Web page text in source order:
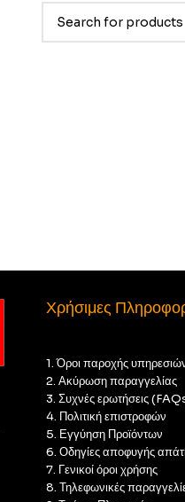
Χρήσιμες
1. Όροι παροχής
2. Ακύρωση παραγγελίας
3. Συχνές ερωτήσεις
4. Πολιτική επιστροφών
5. Εγγύηση Προϊόντων
6. Οδηγίες αποφυγής
7. Γενικοί όροι χρήσης
8. Τηλεφωνικές